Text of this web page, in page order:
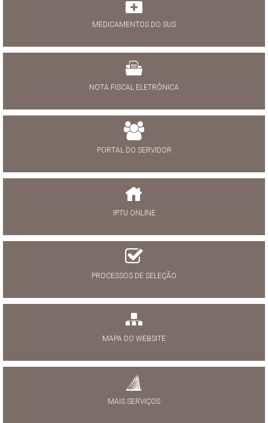
MEDICAMENTOS DO SUS
NOTA FISCAL ELETRÔNICA
PORTAL DO SERVIDOR
IPTU ONLINE
PROCESSOS DE SELEÇÃO
MAPA DO WEBSITE
MAIS SERVIÇOS